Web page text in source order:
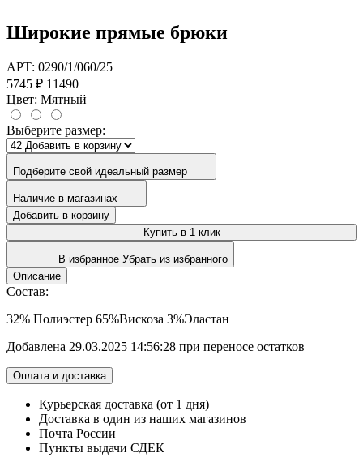
Широкие прямые брюки
АРТ: 0290/1/060/25
5745 ₽ 11490
Цвет: Мятный
Выберите размер:
Подберите свой идеальный размер
Наличие в магазинах
Добавить в корзину
Купить в 1 клик
В избранное Убрать из избранного
Описание
Состав:
32% Полиэстер 65%Вискоза 3%Эластан
Добавлена 29.03.2025 14:56:28 при переносе остатков
Оплата и доставка
Курьерская доставка (от 1 дня)
Доставка в один из наших магазинов
Почта России
Пункты выдачи СДЕК